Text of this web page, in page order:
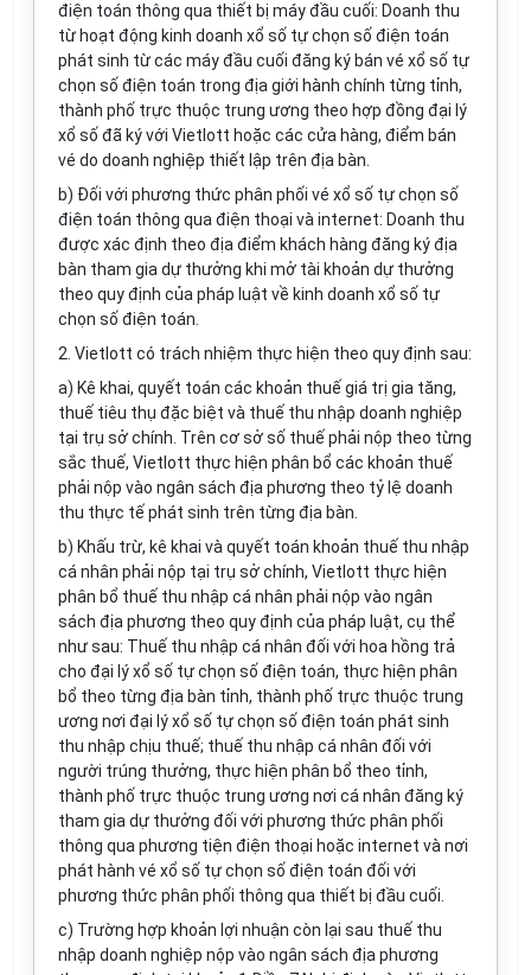
điện toán thông qua thiết bị máy đầu cuối: Doanh thu
từ hoạt động kinh doanh xổ số tự chọn số điện toán
phát sinh từ các máy đầu cuối đăng ký bán vé xổ số tự
chọn số điện toán trong địa giới hành chính từng tỉnh,
thành phố trực thuộc trung ương theo hợp đồng đại lý
xổ số đã ký với Vietlott hoặc các cửa hàng, điểm bán
vé do doanh nghiệp thiết lập trên địa bàn.
b) Đối với phương thức phân phối vé xổ số tự chọn số
điện toán thông qua điện thoại và internet: Doanh thu
được xác định theo địa điểm khách hàng đăng ký địa
bàn tham gia dự thưởng khi mở tài khoản dự thưởng
theo quy định của pháp luật về kinh doanh xổ số tự
chọn số điện toán.
2. Vietlott có trách nhiệm thực hiện theo quy định sau:
a) Kê khai, quyết toán các khoản thuế giá trị gia tăng,
thuế tiêu thụ đặc biệt và thuế thu nhập doanh nghiệp
tại trụ sở chính. Trên cơ sở số thuế phải nộp theo từng
sắc thuế, Vietlott thực hiện phân bổ các khoản thuế
phải nộp vào ngân sách địa phương theo tỷ lệ doanh
thu thực tế phát sinh trên từng địa bàn.
b) Khấu trừ, kê khai và quyết toán khoản thuế thu nhập
cá nhân phải nộp tại trụ sở chính, Vietlott thực hiện
phân bổ thuế thu nhập cá nhân phải nộp vào ngân
sách địa phương theo quy định của pháp luật, cụ thể
như sau: Thuế thu nhập cá nhân đối với hoa hồng trả
cho đại lý xổ số tự chọn số điện toán, thực hiện phân
bổ theo từng địa bàn tỉnh, thành phố trực thuộc trung
ương nơi đại lý xổ số tự chọn số điện toán phát sinh
thu nhập chịu thuế; thuế thu nhập cá nhân đối với
người trúng thưởng, thực hiện phân bổ theo tỉnh,
thành phố trực thuộc trung ương nơi cá nhân đăng ký
tham gia dự thưởng đối với phương thức phân phối
thông qua phương tiện điện thoại hoặc internet và nơi
phát hành vé xổ số tự chọn số điện toán đối với
phương thức phân phối thông qua thiết bị đầu cuối.
c) Trường hợp khoản lợi nhuận còn lại sau thuế thu
nhập doanh nghiệp nộp vào ngân sách địa phương